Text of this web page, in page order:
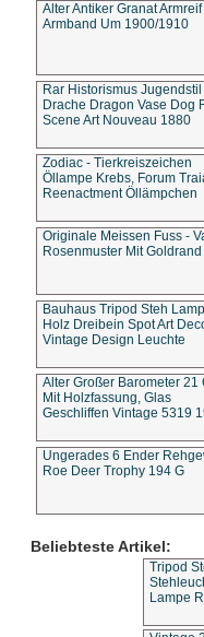
Alter Antiker Granat Armreif
Armband Um 1900/1910
Rar Historismus Jugendstil
Drache Dragon Vase Dog
Scene Art Nouveau 1880
Zodiac - Tierkreiszeichen
Öllampe Krebs, Forum
Reenactment Öllämpchen
Originale Meissen Fuss -
Rosenmuster Mit Goldrand
Bauhaus Tripod Steh
Holz Dreibein Spot Art
Vintage Design Leuchte
Alter Großer Barometer 21
Mit Holzfassung, Glas
Geschliffen Vintage 5319
Ungerades 6 Ender
Roe Deer Trophy 194 G
Beliebteste Artikel:
Tripod
Lampe